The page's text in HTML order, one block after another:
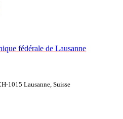
1015 Lausanne, Suisse